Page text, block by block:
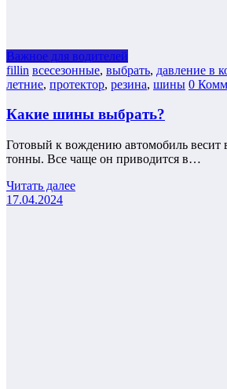
Важное для водителей
fillin всесезонные, выбрать, давление в
летние, протектор, резина, шины 0
Какие шины выбрать?
Готовый к вождению автомобиль весит
тонны. Все чаще он приводится в…
Читать далее
17.04.2024